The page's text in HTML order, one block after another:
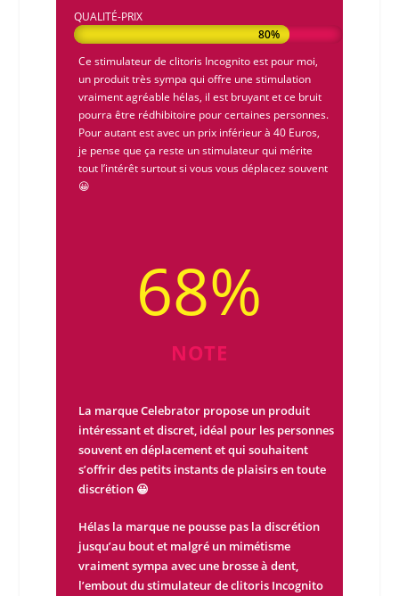
QUALITÉ-PRIX
80%
80%
Ce stimulateur de clitoris Incognitoest pour moi,
un produit très sympa qui offre une stimulation
vraiment agréable hélas, il est bruyant et ce bruit
pourra être rédhibitoire pour certaines personnes.
Pour autant est avec un prix inférieur à 40 Euros,
je pense que ça reste unstimulateurqui mérite
tout l’intérêt surtout si vous vous déplacez souvent
😀
68%
NOTE
La marque Celebrator propose un produit
intéressant et discret, idéal pour les personnes
souvent en déplacement et qui souhaitent
s’offrir des petits instants de plaisirs en toute
discrétion 😀
Hélas la marque ne pousse pas la discrétion
jusqu’au bout et malgré un mimétisme
vraiment sympa avec une brosse à dent,
l’embout du stimulateur de clitoris Incognito